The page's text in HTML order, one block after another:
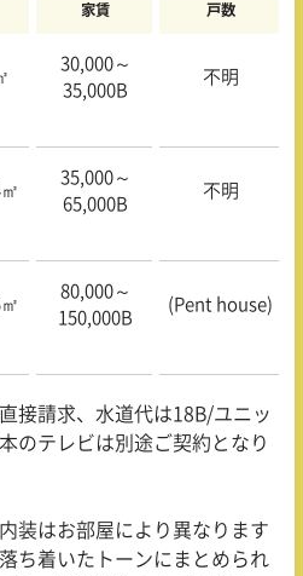
家賃 戸数
30,000～
35,000B
不明
㎡
35,000～
65,000B
不明
㎡
80,000～
150,000B
(Pent house)
接請求、水道代は18B/ユニッ
のテレビは別途ご契約となり
装はお部屋により異なります
ち着いたトーンにまとめられ